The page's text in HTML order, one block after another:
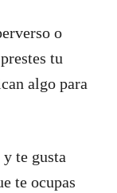
o
tu
algo para
te gusta
te ocupas